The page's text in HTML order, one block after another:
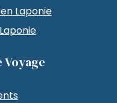
Laponie